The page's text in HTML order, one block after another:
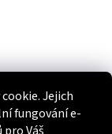
Jejich
fungování e-